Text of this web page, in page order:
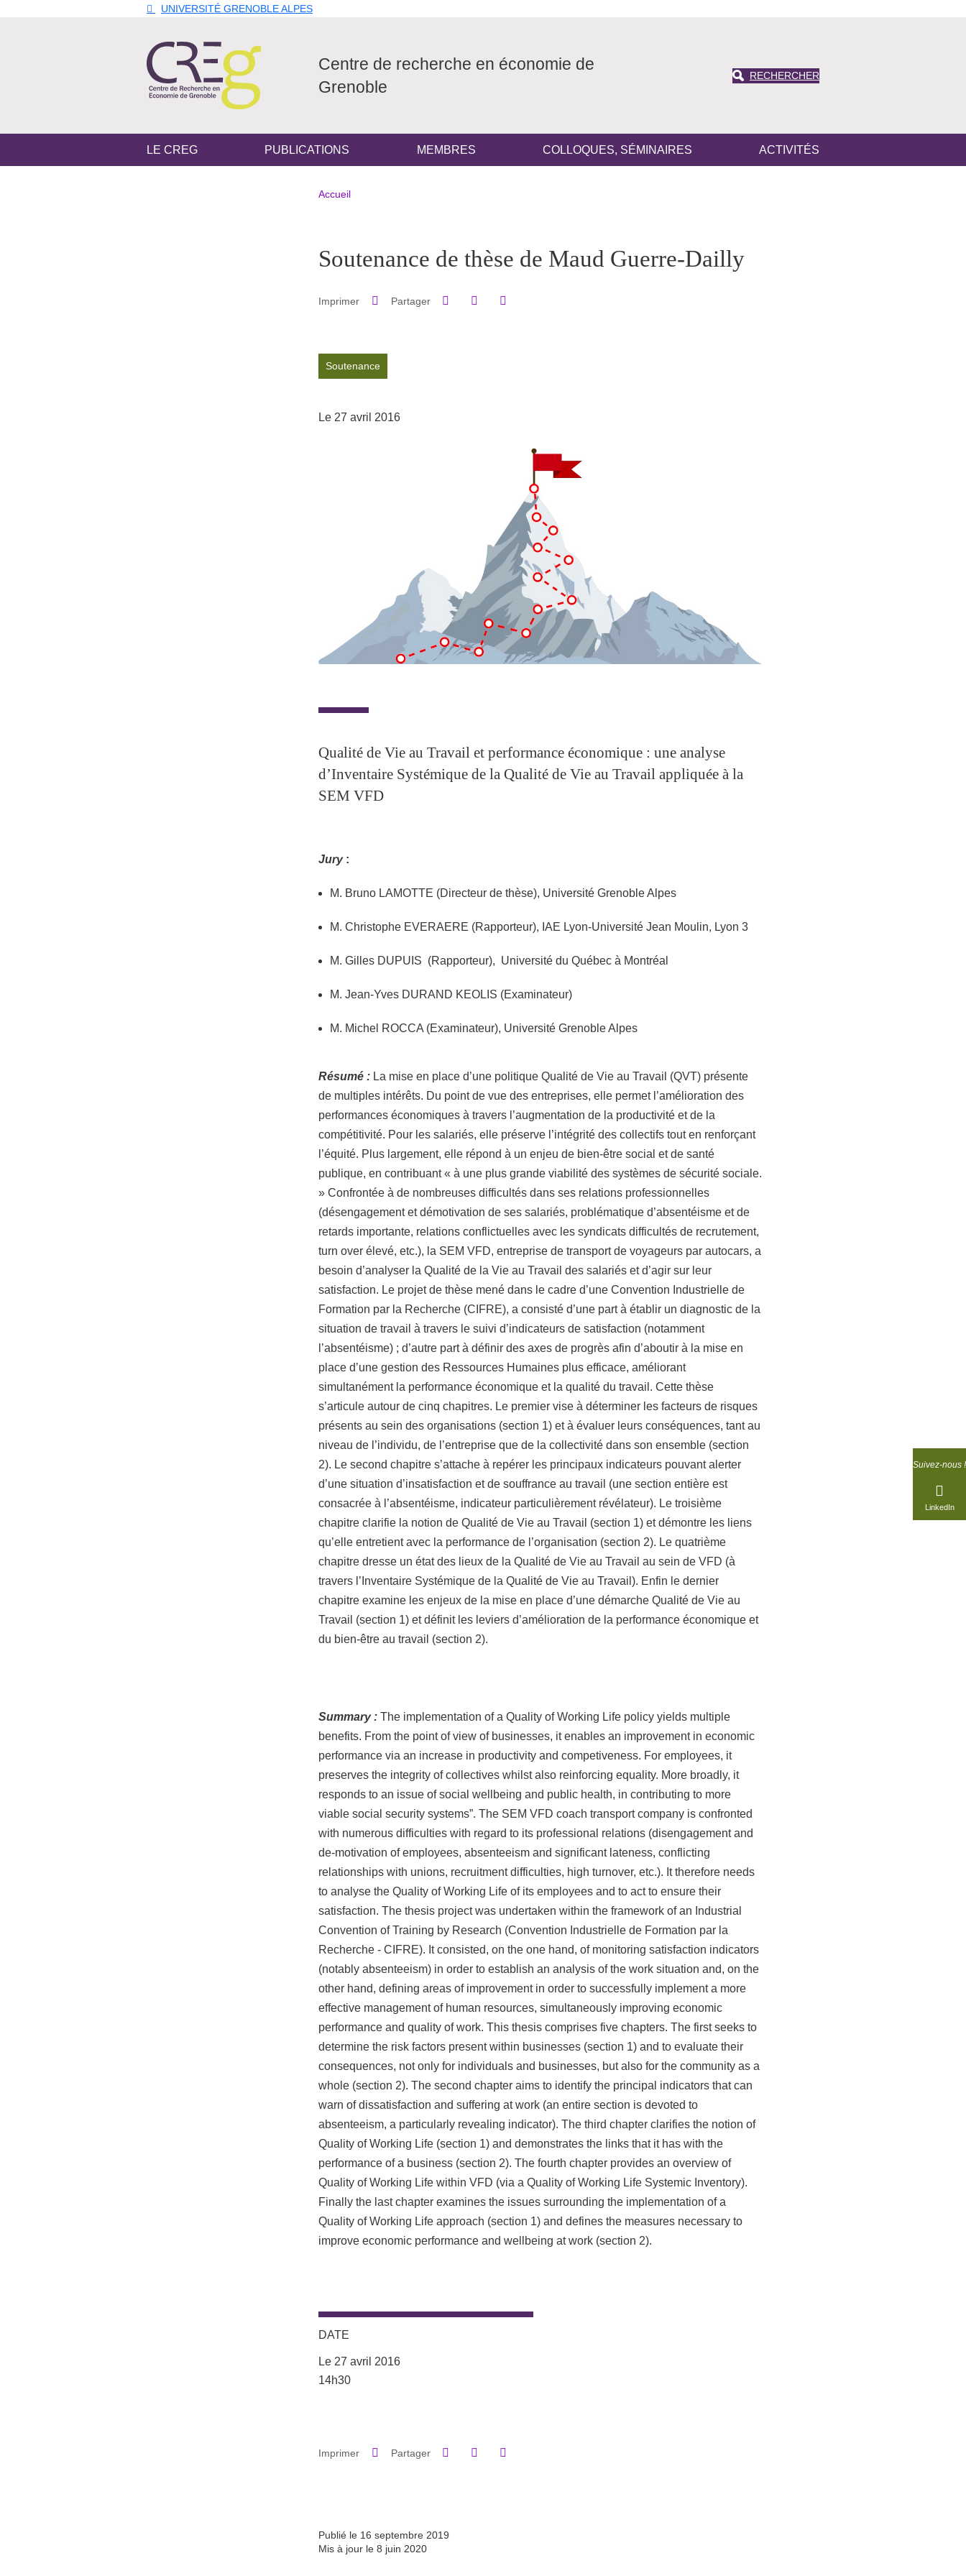
UNIVERSITÉ GRENOBLE ALPES
Suivez-nous !
LinkedIn
Centre de recherche en économie de
Grenoble
RECHERCHER
Navigation principale
LE CREG PUBLICATIONS MEMBRES COLLOQUES, SÉMINAIRES ACTIVITÉS
Fil d'Ariane
Accueil
Navigation principale SidebarSoutenance de thèse de Maud Guerre-Dailly
Imprimer Partager Partager sur Facebook
Partager sur LinkedIn
Soutenance
Le 27 avril 2016
Qualité de Vie au Travail et performance économique : une analyse
d’Inventaire Systémique de la Qualité de Vie au Travail appliquée à la
SEM VFD
Jury:
M. Bruno LAMOTTE (Directeur de thèse), Université Grenoble Alpes
M. Christophe EVERAERE (Rapporteur), IAE Lyon-Université Jean Moulin, Lyon 3
M. Gilles DUPUIS (Rapporteur), Université du Québec à Montréal
M. Jean-Yves DURAND KEOLIS (Examinateur)
M. Michel ROCCA (Examinateur), Université Grenoble Alpes
Résumé : La mise en place d’une politique Qualité de Vie au Travail (QVT) présente
de multiples intérêts. Du point de vue des entreprises, elle permet l’amélioration des
performances économiques à travers l’augmentation de la productivité et de la
compétitivité. Pour les salariés, elle préserve l’intégrité des collectifs tout en renforçant
l’équité. Plus largement, elle répond à un enjeu de bien-être social et de santé
publique, en contribuant « à une plus grande viabilité des systèmes de sécurité sociale.
» Confrontée à de nombreuses difficultés dans ses relations professionnelles
(désengagement et démotivation de ses salariés, problématique d’absentéisme et de
retards importante, relations conflictuelles avec les syndicats difficultés de recrutement,
turn over élevé, etc.), la SEM VFD, entreprise de transport de voyageurs par autocars, a
besoin d’analyser la Qualité de la Vie au Travail des salariés et d’agir sur leur
satisfaction. Le projet de thèse mené dans le cadre d’une Convention Industrielle de
Formation par la Recherche (CIFRE), a consisté d’une part à établir un diagnostic de la
situation de travail à travers le suivi d’indicateurs de satisfaction (notamment
l’absentéisme) ; d’autre part à définir des axes de progrès afin d’aboutir à la mise en
place d’une gestion des Ressources Humaines plus efficace, améliorant
simultanément la performance économique et la qualité du travail. Cette thèse
s’articule autour de cinq chapitres. Le premier vise à déterminer les facteurs de risques
présents au sein des organisations (section 1) et à évaluer leurs conséquences, tant au
niveau de l’individu, de l’entreprise que de la collectivité dans son ensemble (section
2). Le second chapitre s’attache à repérer les principaux indicateurs pouvant alerter
d’une situation d’insatisfaction et de souffrance au travail (une section entière est
consacrée à l’absentéisme, indicateur particulièrement révélateur). Le troisième
chapitre clarifie la notion de Qualité de Vie au Travail (section 1) et démontre les liens
qu’elle entretient avec la performance de l’organisation (section 2). Le quatrième
chapitre dresse un état des lieux de la Qualité de Vie au Travail au sein de VFD (à
travers l’Inventaire Systémique de la Qualité de Vie au Travail). Enfin le dernier
chapitre examine les enjeux de la mise en place d’une démarche Qualité de Vie au
Travail (section 1) et définit les leviers d’amélioration de la performance économique et
du bien-être au travail (section 2).
Summary : The implementation of a Quality of Working Life policy yields multiple
benefits. From the point of view of businesses, it enables an improvement in economic
performance via an increase in productivity and competiveness. For employees, it
preserves the integrity of collectives whilst also reinforcing equality. More broadly, it
responds to an issue of social wellbeing and public health, in contributing to more
viable social security systems”. The SEM VFD coach transport company is confronted
with numerous difficulties with regard to its professional relations (disengagement and
de-motivation of employees, absenteeism and significant lateness, conflicting
relationships with unions, recruitment difficulties, high turnover, etc.). It therefore needs
to analyse the Quality of Working Life of its employees and to act to ensure their
satisfaction. The thesis project was undertaken within the framework of an Industrial
Convention of Training by Research (Convention Industrielle de Formation par la
Recherche - CIFRE). It consisted, on the one hand, of monitoring satisfaction indicators
(notably absenteeism) in order to establish an analysis of the work situation and, on the
other hand, defining areas of improvement in order to successfully implement a more
effective management of human resources, simultaneously improving economic
performance and quality of work. This thesis comprises five chapters. The first seeks to
determine the risk factors present within businesses (section 1) and to evaluate their
consequences, not only for individuals and businesses, but also for the community as a
whole (section 2). The second chapter aims to identify the principal indicators that can
warn of dissatisfaction and suffering at work (an entire section is devoted to
absenteeism, a particularly revealing indicator). The third chapter clarifies the notion of
Quality of Working Life (section 1) and demonstrates the links that it has with the
performance of a business (section 2). The fourth chapter provides an overview of
Quality of Working Life within VFD (via a Quality of Working Life Systemic Inventory).
Finally the last chapter examines the issues surrounding the implementation of a
Quality of Working Life approach (section 1) and defines the measures necessary to
improve economic performance and wellbeing at work (section 2).
DATE
Le 27 avril 2016
Complément date
14h30
Imprimer Partager Partager sur Facebook
Partager sur LinkedIn
Publié le 16 septembre 2019
Mis à jour le 8 juin 2020